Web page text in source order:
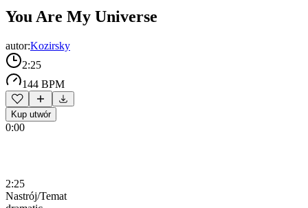
You Are My Universe
autor:Kozirsky
2:25
144 BPM
Kup utwór
0:00
2:25
Nastrój/Temat